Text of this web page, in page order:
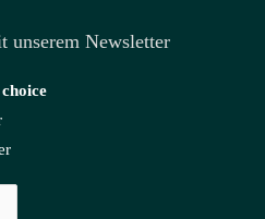
unserem Newsletter